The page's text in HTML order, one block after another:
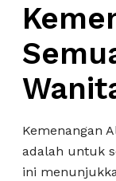
Kemenangan
adalah untuk
ini